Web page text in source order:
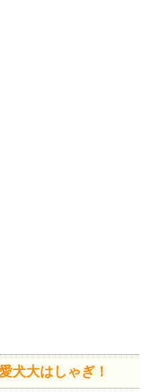
犬大はしゃぎ！